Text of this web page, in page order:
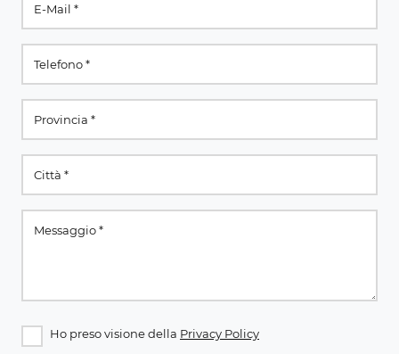
Ho preso visione della Privacy Policy